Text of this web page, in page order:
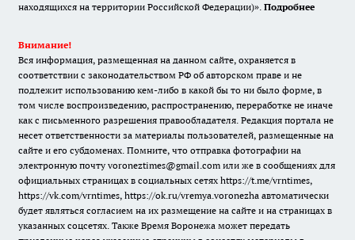
находящихся на территории Российской Федерации)». Подробнее
Внимание!
Вся информация, размещенная на данном сайте, охраняется в
соответствии с законодательством РФ об авторском праве и не
подлежит использованию кем-либо в какой бы то ни было форме, в
том числе воспроизведению, распространению, переработке не иначе
как с письменного разрешения правообладателя. Редакция портала не
несет ответственности за материалы пользователей, размещенные на
сайте и его субдоменах. Помните, что отправка фотографии на
электронную почту voroneztimes@gmail.com или же в сообщениях для
официальных страницах в социальных сетях https://t.me/vrntimes,
https://vk.com/vrntimes, https://ok.ru/vremya.voronezha автоматически
будет являться согласием на их размещение на сайте и на страницах в
указанных соцсетях. Также Время Воронежа может передать